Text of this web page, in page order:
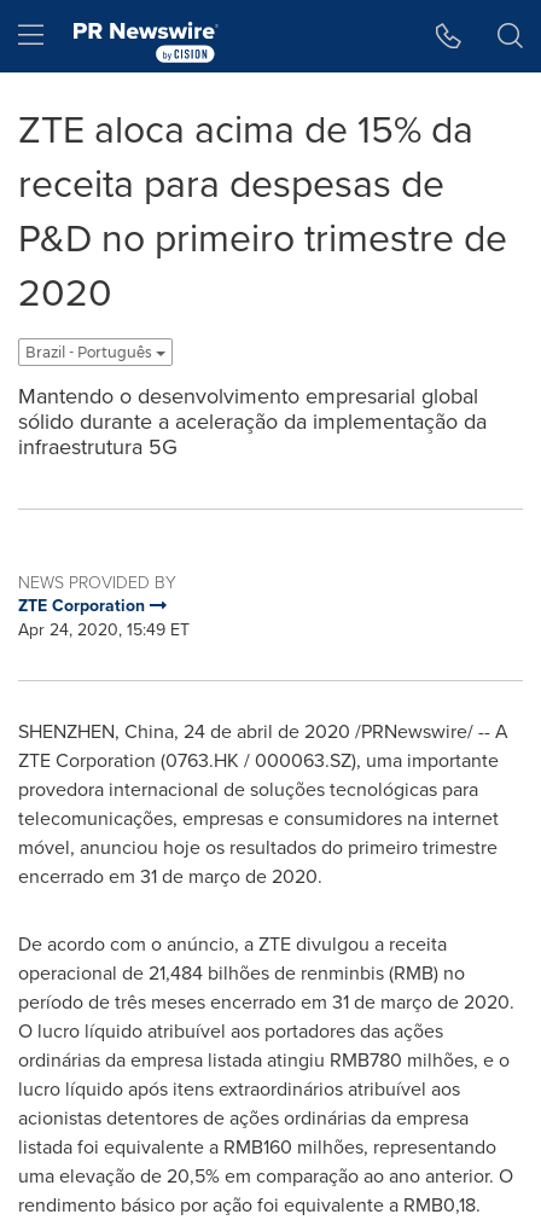
Hamburger menu
ZTE aloca acima de 15% da
receita para despesas de
P&D no primeiro trimestre de
2020
Brazil - Português
Mantendo o desenvolvimento empresarial global
sólido durante a aceleração da implementação da
infraestrutura 5G
NEWS PROVIDED BY
ZTE Corporation
Apr 24, 2020, 15:49 ET
SHENZHEN, China, 24 de abril de 2020 /PRNewswire/ -- A
ZTE Corporation (0763.HK / 000063.SZ), uma importante
provedora internacional de soluções tecnológicas para
telecomunicações, empresas e consumidores na internet
móvel, anunciou hoje os resultados do primeiro trimestre
encerrado em 31 de março de 2020.
De acordo com o anúncio, a ZTE divulgou a receita
operacional de 21,484 bilhões de renminbis (RMB) no
período de três meses encerrado em 31 de março de 2020.
O lucro líquido atribuível aos portadores das ações
ordinárias da empresa listada atingiu RMB780 milhões, e o
lucro líquido após itens extraordinários atribuível aos
acionistas detentores de ações ordinárias da empresa
listada foi equivalente a RMB160 milhões, representando
uma elevação de 20,5% em comparação ao ano anterior. O
rendimento básico por ação foi equivalente a RMB0,18.